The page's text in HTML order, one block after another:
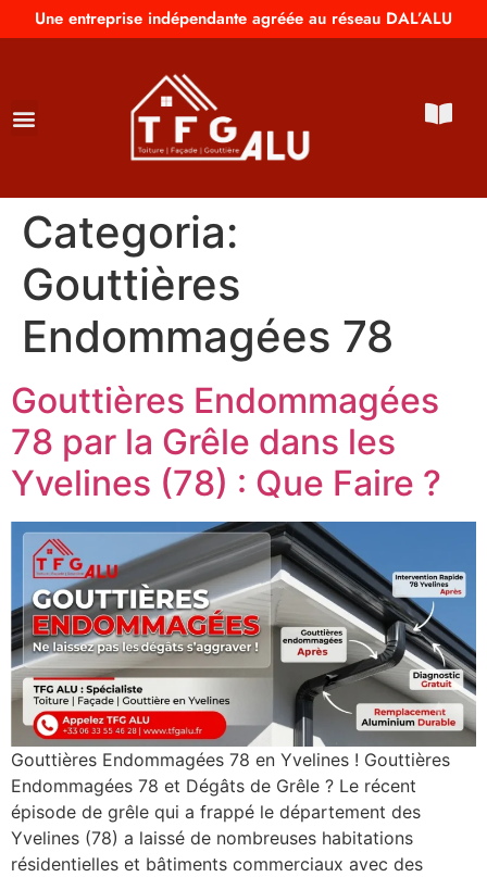
Une entreprise indépendante agréée au réseau DAL’ALU
Categoria:
Gouttières
Endommagées 78
Gouttières Endommagées
78 par la Grêle dans les
Yvelines (78) : Que Faire ?
Gouttières Endommagées 78 en Yvelines ! Gouttières
Endommagées 78 et Dégâts de Grêle ? Le récent
épisode de grêle qui a frappé le département des
Yvelines (78) a laissé de nombreuses habitations
résidentielles et bâtiments commerciaux avec des